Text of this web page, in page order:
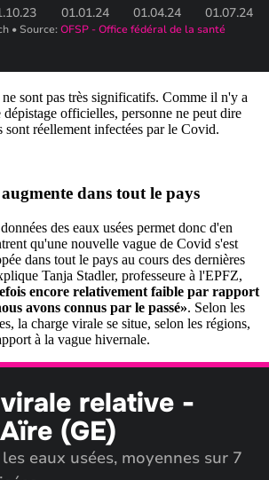
sont pas très significatifs. Comme il n'y a
dépistage officielles, personne ne peut dire
sont réellement infectées par le Covid.
dans tout le pays
des eaux usées permet donc d'en
qu'une nouvelle vague de Covid s'est
dans tout le pays au cours des dernières
Tanja Stadler, professeure à l'EPFZ,
encore relativement faible par rapport
avons connus par le passé». Selon les
la charge virale se situe, selon les régions,
à la vague hivernale.